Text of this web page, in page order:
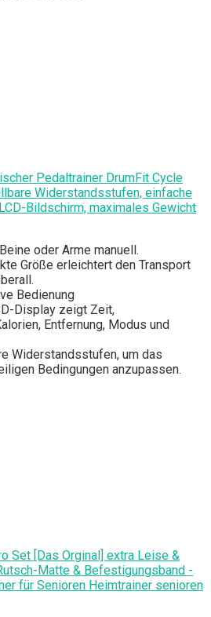
Pedaltrainer DrumFit Cycle
Widerstandsstufen, einfache
Bildschirm, maximales Gewicht
oder Arme manuell.
Größe erleichtert den Transport
Bedienung
Display zeigt Zeit,
Entfernung, Modus und
Widerstandsstufen, um das
Bedingungen anzupassen.
Set [Das Orginal] extra Leise &
Matte & Befestigungsband -
für Senioren Heimtrainer senioren